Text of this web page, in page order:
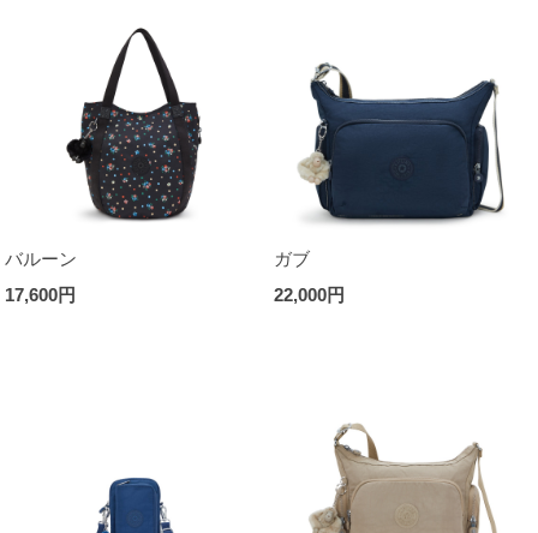
バルーン
17,600円
ガブ
22,000円